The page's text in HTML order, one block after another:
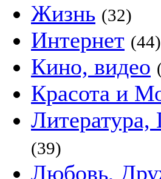
Жизнь (32)
Интернет (44)
Кино, видео
Красота и
Литература,
(39)
Любовь,